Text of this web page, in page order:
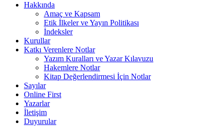
Hakkında
Amaç ve Kapsam
Etik İlkeler ve Yayın Politikası
İndeksler
Kurullar
Katkı Verenlere Notlar
Yazım Kuralları ve Yazar Kılavuzu
Hakemlere Notlar
Kitap Değerlendirmesi İçin Notlar
Sayılar
Online First
Yazarlar
İletişim
Duyurular